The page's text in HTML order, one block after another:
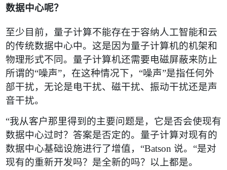
数据中心呢？
至少目前，量子计算不能存在于容纳人工智能和云
的传统数据中心中。这是因为量子计算机的机架和
物理形式不同。量子计算机还需要电磁屏蔽来防止
所谓的“噪声”，在这种情况下， “噪声”是指任何外
部干扰，无论是电干扰、磁干扰、振动干扰还是声
音干扰。
“我从客户那里得到的主要问题是，它是否会使现有
数据中心过时？答案是否定的。量子计算对现有的
数据中心基础设施进行了增值， “Batson 说。 “是对
现有的重新开发吗？是全新的吗？以上都是。